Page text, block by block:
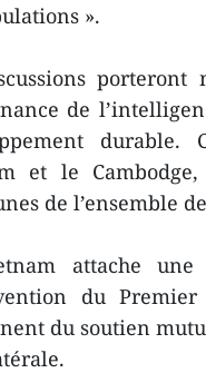
».
de
durable.
et le
de l’ensemble
attache
du
du soutien